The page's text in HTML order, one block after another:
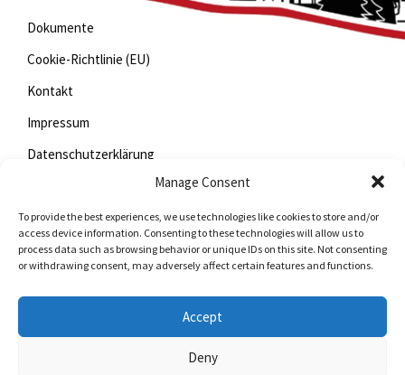
Manage Consent
To provide the best experiences, we use technologies like cookies to store and/or
access device information. Consenting to these technologies will allow us to
process data such as browsing behavior or unique IDs on this site. Not consenting
or withdrawing consent, may adversely affect certain features and functions.
Accept
Deny
Dokumente
Cookie-Richtlinie (EU)
Kontakt
Impressum
Datenschutzerklärung
Jetzt mitfunken!
Bleiben Sie auch unterwegs immer auf dem Laufenden
mit StadtLand.Funk!